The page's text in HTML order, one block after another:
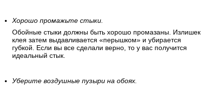
Хорошо промажьте стыки.
Обойные стыки должны быть хорошо промазаны. Излишек
клея затем выдавливается «перышком» и убирается
губкой. Если вы все сделали верно, то у вас получится
идеальный стык.
Уберите воздушные пузыри на обоях.